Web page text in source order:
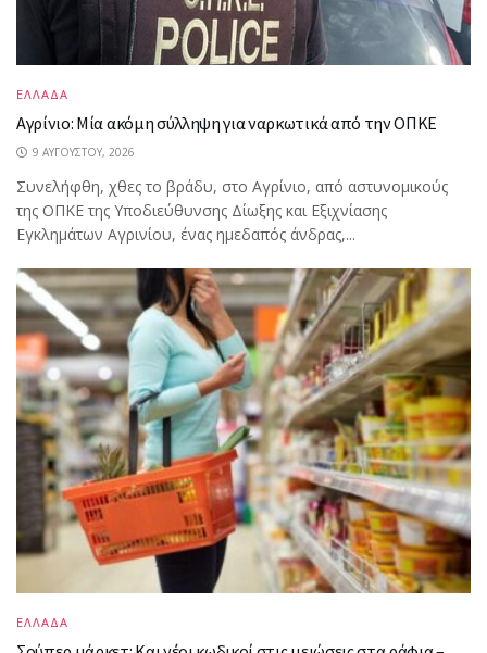
ΕΛΛΑΔΑ
Αγρίνιο: Μία ακόμη σύλληψη για ναρκωτικά από την ΟΠΚΕ
9 ΑΥΓΟΎΣΤΟΥ, 2026
Συνελήφθη, χθες το βράδυ, στο Αγρίνιο, από αστυνομικούς
της ΟΠΚΕ της Υποδιεύθυνσης Δίωξης και Εξιχνίασης
Εγκλημάτων Αγρινίου, ένας ημεδαπός άνδρας,...
ΕΛΛΑΔΑ